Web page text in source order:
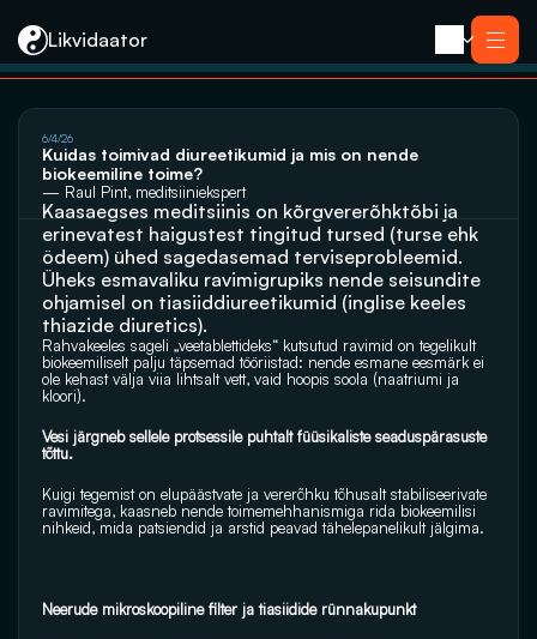
Likvidaator
Services
Liquidation with Sale
Liquidation
Reorganization
Bankruptcy
Closing an E-resident’s Company
Services
Liquidation with Sale
Liquidation
Reorganization
Bankruptcy
Closing an E-resident’s Company
Contact
6/4/26
Kuidas toimivad diureetikumid ja mis on nende
biokeemiline toime?
— Raul Pint, meditsiiniekspert
Kaasaegses meditsiinis on kõrgvererõhktõbi ja
erinevatest haigustest tingitud tursed (turse ehk
ödeem) ühed sagedasemad terviseprobleemid.
Üheks esmavaliku ravimigrupiks nende seisundite
ohjamisel on tiasiiddiureetikumid (inglise keeles
thiazide diuretics).
Rahvakeeles sageli „veetablettideks“ kutsutud ravimid on tegelikult
biokeemiliselt palju täpsemad tööriistad: nende esmane eesmärk ei
ole kehast välja viia lihtsalt vett, vaid hoopis soola (naatriumi ja
kloori).
Vesi järgneb sellele protsessile puhtalt füüsikaliste seaduspärasuste
tõttu.
Kuigi tegemist on elupäästvate ja vererõhku tõhusalt stabiliseerivate
ravimitega, kaasneb nende toimemehhanismiga rida biokeemilisi
nihkeid, mida patsiendid ja arstid peavad tähelepanelikult jälgima.
Neerude mikroskoopiline filter ja tiasiidide rünnakupunkt